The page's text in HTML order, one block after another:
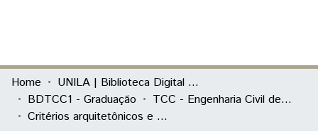
Communities & Collections
All of DSpace
Home
UNILA | Biblioteca Digital de Trabalhos de Conclusão de Curso
BDTCC1 - Graduação
TCC - Engenharia Civil de Infraestrutura
Critérios arquitetônicos e técnicos para o projeto executivo de um galpão industrial de produção de ração com desempenho energético otimizado